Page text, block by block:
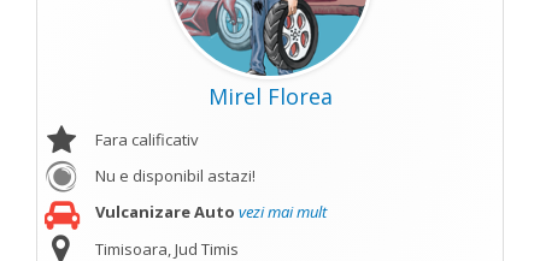
Mirel Florea
Fara calificativ
Nu e disponibil astazi!
Vulcanizare Auto vezi mai mult
Timisoara, Jud Timis